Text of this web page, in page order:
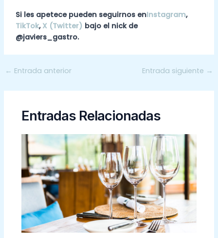
Si les apetece pueden seguirnos enInstagram,
TikTok, X (Twitter) bajo el nick de
@javiers_gastro.
← Entrada anterior Entrada siguiente →
Entradas Relacionadas